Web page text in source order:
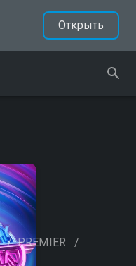
Открыть
/ PREMIER /